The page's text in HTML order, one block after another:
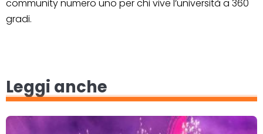
community numero uno per chi vive l’università a 360
gradi.
Leggi anche